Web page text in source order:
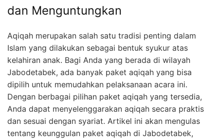
dan Menguntungkan
Aqiqah merupakan salah satu tradisi penting dalam
Islam yang dilakukan sebagai bentuk syukur atas
kelahiran anak. Bagi Anda yang berada di wilayah
Jabodetabek, ada banyak paket aqiqah yang bisa
dipilih untuk memudahkan pelaksanaan acara ini.
Dengan berbagai pilihan paket aqiqah yang tersedia,
Anda dapat menyelenggarakan aqiqah secara praktis
dan sesuai dengan syariat. Artikel ini akan mengulas
tentang keunggulan paket aqiqah di Jabodetabek,